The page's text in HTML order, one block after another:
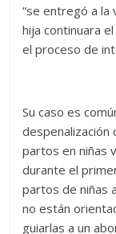
“se entregó a la
hija continuara
el proceso de
Su caso es
despenalización
partos en niñas
durante el
partos de niñas
no están
guiarlas a un